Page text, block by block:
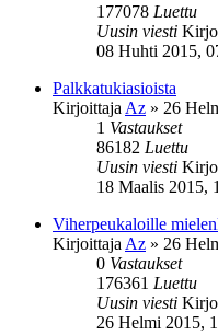
177078 Luettu
Uusin viesti
08 Huhti 2015,
Palkkatukiasioista
Kirjoittaja Az » 26
1 Vastaukset
86182 Luettu
Uusin viesti
18 Maalis 2015,
Viherpeukaloille
Kirjoittaja Az » 26
0 Vastaukset
176361 Luettu
Uusin viesti
26 Helmi 2015,